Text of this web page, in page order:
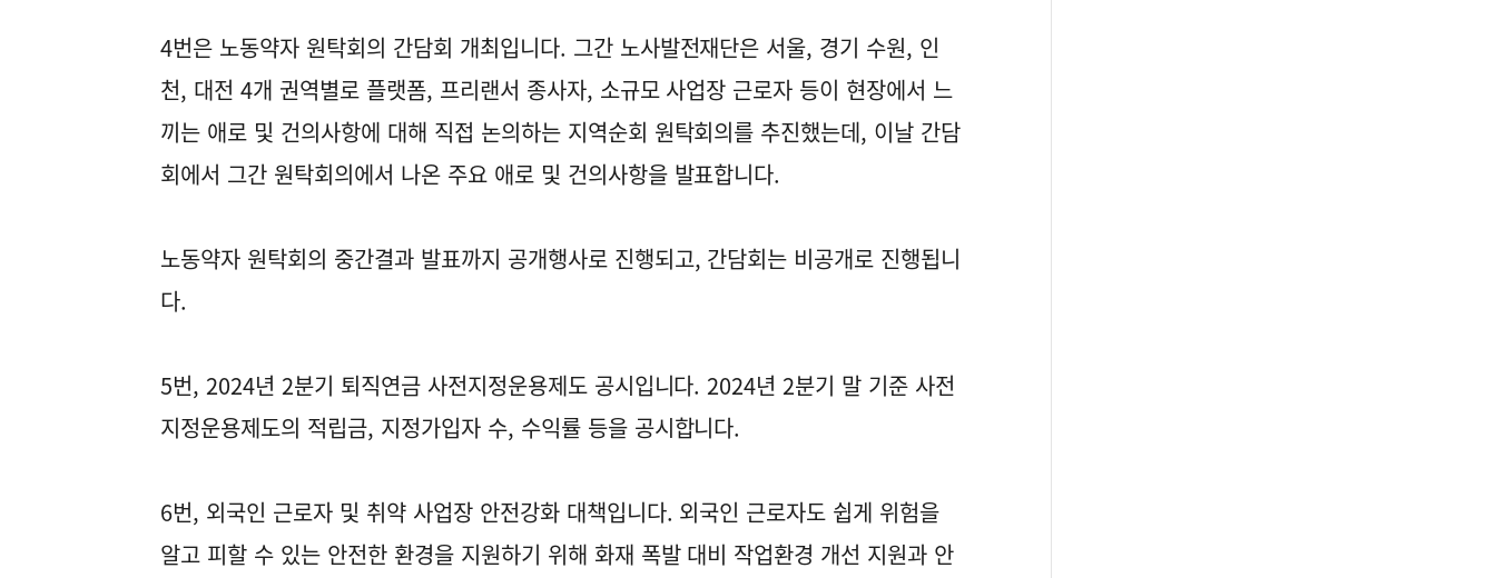
4번은 노동약자 원탁회의 간담회 개최입니다. 그간 노사발전재단은 서울, 경기 수원, 인
천, 대전 4개 권역별로 플랫폼, 프리랜서 종사자, 소규모 사업장 근로자 등이 현장에서 느
끼는 애로 및 건의사항에 대해 직접 논의하는 지역순회 원탁회의를 추진했는데, 이날 간담
회에서 그간 원탁회의에서 나온 주요 애로 및 건의사항을 발표합니다.
노동약자 원탁회의 중간결과 발표까지 공개행사로 진행되고, 간담회는 비공개로 진행됩니
다.
5번, 2024년 2분기 퇴직연금 사전지정운용제도 공시입니다. 2024년 2분기 말 기준 사전
지정운용제도의 적립금, 지정가입자 수, 수익률 등을 공시합니다.
6번, 외국인 근로자 및 취약 사업장 안전강화 대책입니다. 외국인 근로자도 쉽게 위험을
알고 피할 수 있는 안전한 환경을 지원하기 위해 화재 폭발 대비 작업환경 개선 지원과 안